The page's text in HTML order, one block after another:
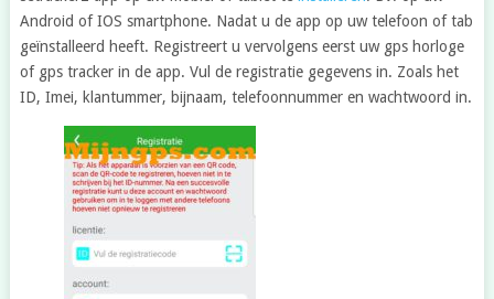
Android of IOS smartphone. Nadat u de app op uw telefoon of tab
geïnstalleerd heeft. Registreert u vervolgens eerst uw gps horloge
of gps tracker in de app. Vul de registratie gegevens in. Zoals het
ID, Imei, klantummer, bijnaam, telefoonnummer en wachtwoord in.